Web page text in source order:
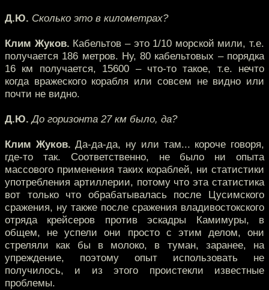
Д.Ю. Сколько это в километрах?
Клим Жуков. Кабельтов – это 1/10 морской мили, т.е.
получается 186 метров. Ну, 80 кабельтовых – порядка
16 км получается, 15600 – что-то такое, т.е. нечто
когда вражеского корабля или совсем не видно или
почти не видно.
Д.Ю. До горизонта 27 км было, да?
Клим Жуков. Да-да-да, ну или там... короче говоря,
где-то так. Соответственно, не было ни опыта
массового применения таких кораблей, ни статистики
употребления артиллерии, потому что эта статистика
вот только что обрабатывалась после Цусимского
сражения, ну также после сражения владивостокского
отряда крейсеров против эскадры Камимуры, в
общем, не успели они просто с этим делом, они
стреляли как бы в молоко, в туман, заранее, на
упреждение, поэтому опыт использовать не
получилось, и из этого проистекли известные
проблемы.